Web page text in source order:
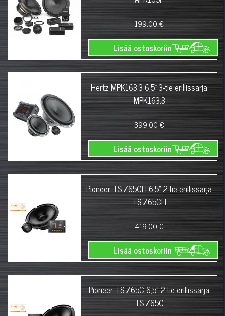
199.00 €
Lisää ostoskoriin
Hertz MPK163.3 6,5" 3-tie erillissarja
MPK163.3
399.00 €
Lisää ostoskoriin
Pioneer TS-Z65CH 6,5" 2-tie erillissarja
TS-Z65CH
419.00 €
Lisää ostoskoriin
Pioneer TS-Z65C 6,5" 2-tie erillissarja
TS-Z65C